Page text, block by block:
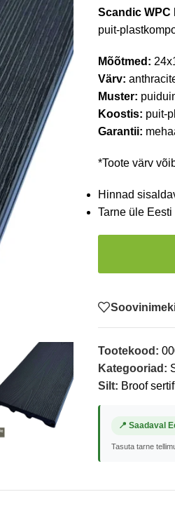
Scandic WPC
puit-
Mõõtmed:
Värv:
Muster:
Koostis: puit-
Garantii:
*Toote värv
Hinnad
Tarne üle Eesti
Tootekood:
Kategooriad:
Silt: Broof
📍 Saadaval
Tasuta tarne